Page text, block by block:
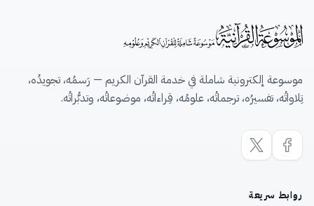
موسوعة إلكترونية شاملة في خدمة القرآن الكريم — رَسمُه، تجويدُه،
تِلاواتُه، تفسيرُه، ترجماتُه، علومُه، قِراءاتُه، موضوعاتُه، وتدبُّراتُه.
روابط سريعة